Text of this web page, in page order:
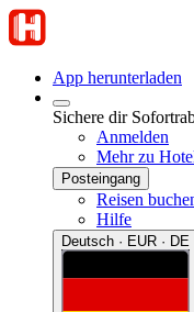
App herunterladen
Sichere dir
Anmelden
Mehr zu
Posteingang
Reisen
Hilfe
Deutsch · EUR · DE